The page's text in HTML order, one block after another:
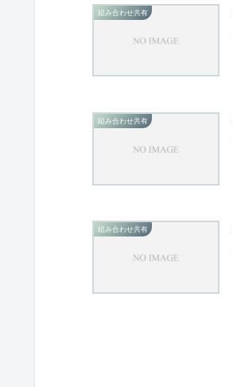
組み合わせ共有
組み合わせ共有
組み合わせ共有